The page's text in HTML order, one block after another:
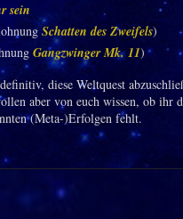
sein
Schatten des Zweifels)
Gangzwinger Mk. 11)
diese Weltquest
aber von euch wissen, ob ihr
(Meta-)Erfolgen fehlt.